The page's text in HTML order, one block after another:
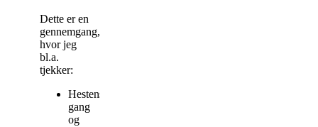
Dette er en
gennemgang,
hvor jeg
bl.a.
tjekker:
Hestens
gang
og